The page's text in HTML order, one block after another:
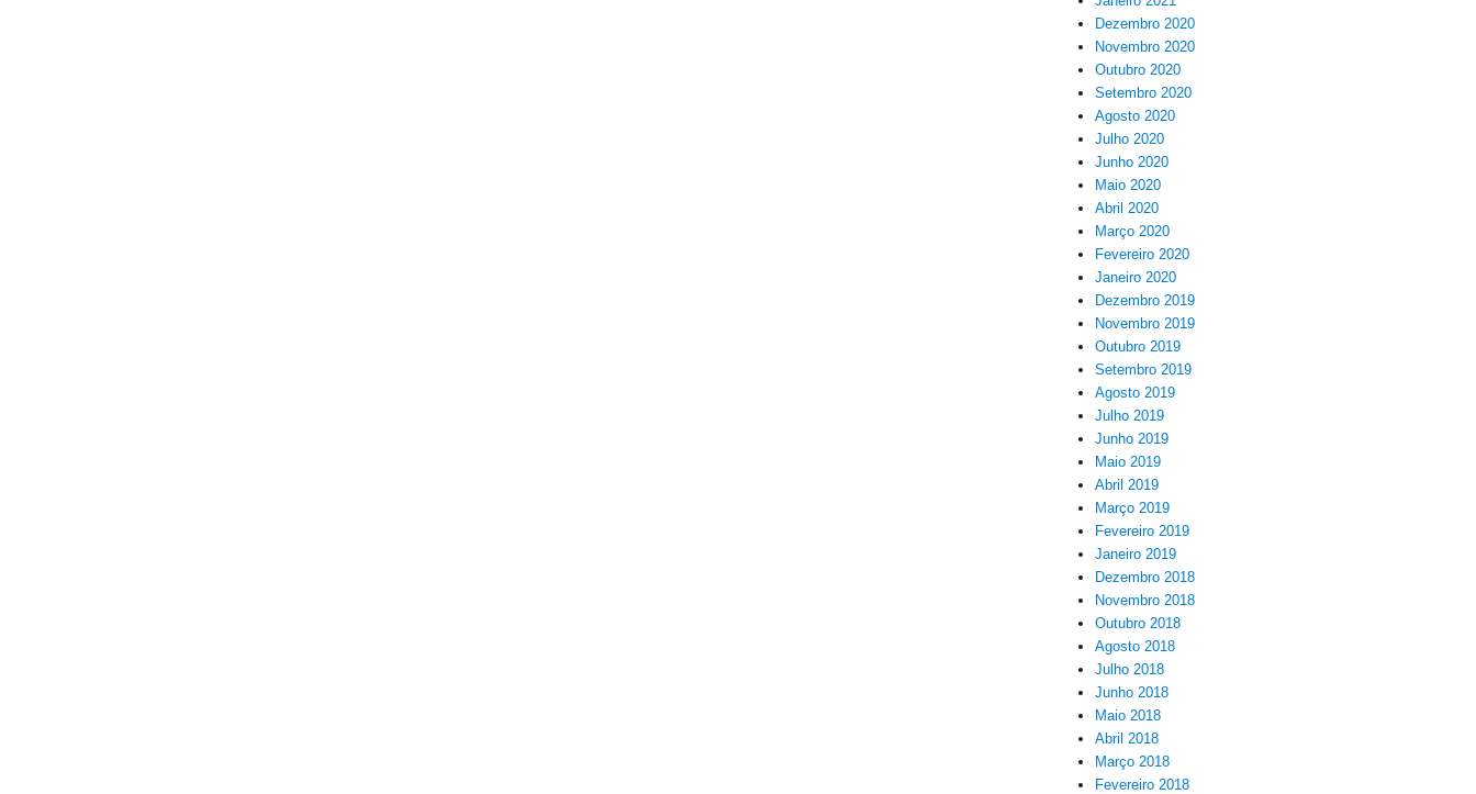
Dezembro 2020
Novembro 2020
Outubro 2020
Setembro 2020
Agosto 2020
Julho 2020
Junho 2020
Maio 2020
Abril 2020
Março 2020
Fevereiro 2020
Janeiro 2020
Dezembro 2019
Novembro 2019
Outubro 2019
Setembro 2019
Agosto 2019
Julho 2019
Junho 2019
Maio 2019
Abril 2019
Março 2019
Fevereiro 2019
Janeiro 2019
Dezembro 2018
Novembro 2018
Outubro 2018
Agosto 2018
Julho 2018
Junho 2018
Maio 2018
Abril 2018
Março 2018
Fevereiro 2018